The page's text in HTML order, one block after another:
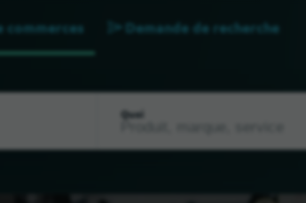
commerces Demande de recherche
Quoi